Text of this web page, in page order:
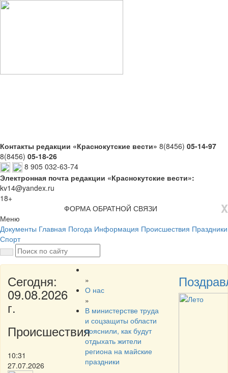
Контакты редакции «Краснокутские вести» 8(8456) 05-14-97
8(8456) 05-18-26
8 905 032-63-74
Электронная почта редакции «Краснокутские вести»:
kv14@yandex.ru
18+
X
ФОРМА ОБРАТНОЙ СВЯЗИ
Меню
Документы Главная Погода Информация Происшествия Праздники
Спорт
Сегодня:
09.08.2026
г.
Происшествия
10:31
27.07.2026
»
О нас
»
В министерстве труда
и соцзащиты области
пояснили, как будут
отдыхать жители
региона на майские
праздники